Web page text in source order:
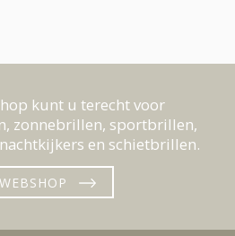
kunt u terecht voor
zonnebrillen, sportbrillen,
en schietbrillen.